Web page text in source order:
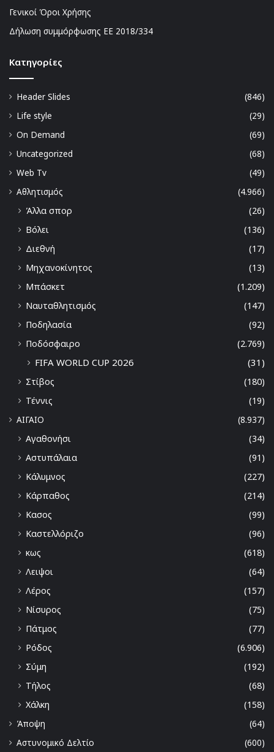
Γενικοί Όροι Χρήσης
Δήλωση συμμόρφωσης ΕΕ 2018/334
Kατηγορίες
Header Slides
(846)
Life style
(29)
On Demand
(69)
Uncategorized
(68)
Web Tv
(49)
Αθλητισμός
(4.966)
Άλλα σπορ
(26)
Βόλει
(136)
Διεθνή
(17)
Μηχανοκίνητος
(13)
Μπάσκετ
(1.209)
Ναυταθλητισμός
(147)
Ποδηλασία
(92)
Ποδόσφαιρο
(2.769)
FIFA WORLD CUP 2026 (31)
Στίβος
(180)
Τέννις
(19)
ΑΙΓΑΙΟ
(8.937)
Αγαθονήσι
(34)
Αστυπάλαια
(91)
Κάλυμνος
(227)
Κάρπαθος
(214)
Κασος
(99)
Καστελλόριζο
(96)
κως
(618)
Λειψοι
(64)
Λέρος
(157)
Νίσυρος
(75)
Πάτμος
(77)
Ρόδος
(6.906)
Σύμη
(192)
Τήλος
(68)
Χάλκη
(158)
Άποψη
(64)
Αστυνομικό Δελτίο
(600)